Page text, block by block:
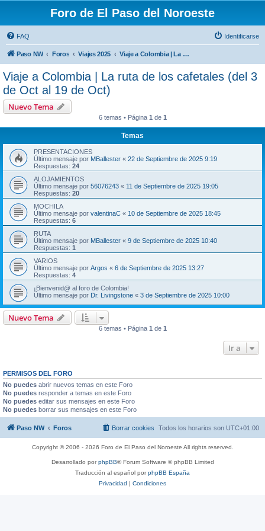
Foro de El Paso del Noroeste
FAQ Identificarse
Paso NW Foros Viajes 2025 Viaje a Colombia | La ruta de los cafetales (del 3 de Oct al 19 de Oct)
Viaje a Colombia | La ruta de los cafetales (del 3
de Oct al 19 de Oct)
Nuevo Tema
6 temas • Página 1 de 1
Temas
PRESENTACIONES
Último mensaje por MBallester « 22 de Septiembre de 2025 9:19
Respuestas: 24
ALOJAMIENTOS
Último mensaje por 56076243 « 11 de Septiembre de 2025 19:05
Respuestas: 20
MOCHILA
Último mensaje por valentinaC « 10 de Septiembre de 2025 18:45
Respuestas: 6
RUTA
Último mensaje por MBallester « 9 de Septiembre de 2025 10:40
Respuestas: 1
VARIOS
Último mensaje por Argos « 6 de Septiembre de 2025 13:27
Respuestas: 4
¡Bienvenid@ al foro de Colombia!
Último mensaje por Dr. Livingstone « 3 de Septiembre de 2025 10:00
Nuevo Tema
6 temas • Página 1 de 1
Ir a
PERMISOS DEL FORO
No puedes abrir nuevos temas en este Foro
No puedes responder a temas en este Foro
No puedes editar sus mensajes en este Foro
No puedes borrar sus mensajes en este Foro
Paso NW Foros Todos los horarios son UTC+01:00
Borrar cookies
Copyright © 2006 - 2026 Foro de El Paso del Noroeste All rights reserved.
Desarrollado porphpBB® Forum Software © phpBB Limited
Traducción al español porphpBB España
Privacidad | Condiciones